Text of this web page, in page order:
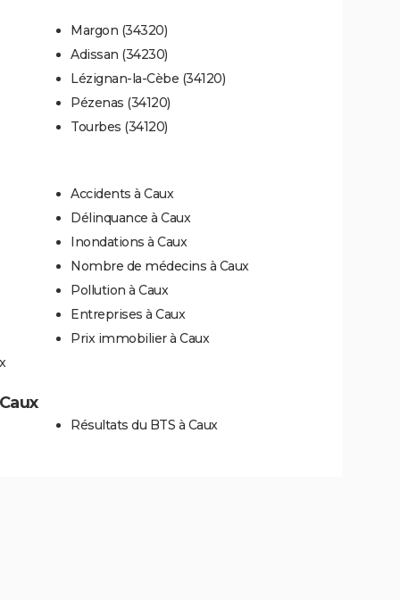
Margon (34320)
Adissan (34230)
Lézignan-la-Cèbe (34120)
Pézenas (34120)
Tourbes (34120)
Accidents à Caux
Délinquance à Caux
Inondations à Caux
Nombre de médecins à Caux
Pollution à Caux
Entreprises à Caux
Prix immobilier à Caux
Résultats du BTS à Caux